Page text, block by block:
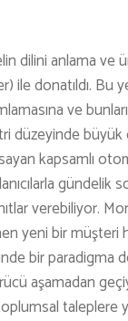
dilini anlama ve
ile donatıldı. Bu
ve
düzeyinde
kapsamlı
verebiliyor.
yeni bir
bir
aşamadan
taleplere